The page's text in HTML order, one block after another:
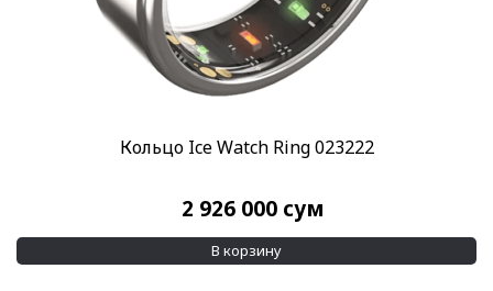
Кольцо Ice Watch Ring 023222
2 926 000 сум
В корзину